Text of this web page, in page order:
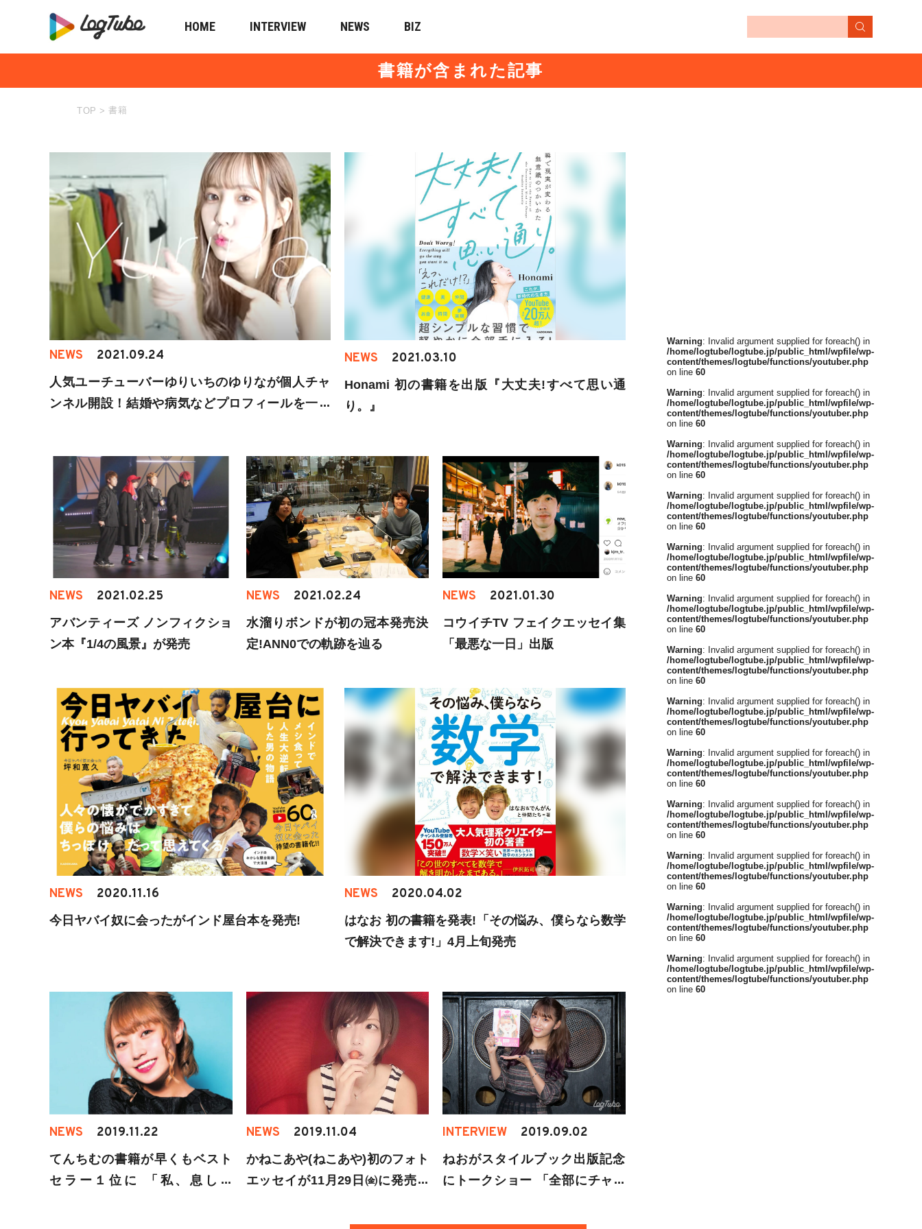
HOME INTERVIEW NEWS BIZ
書籍が含まれた記事
TOP > 書籍
NEWS 2021.09.24
人気ユーチューバーゆりいちのゆりなが個人チャ
ンネル開設！結婚や病気などプロフィールを一挙
NEWS 2021.03.10
Honami 初の書籍を出版『大丈夫!すべて思い通
り。』
NEWS 2021.02.25
アバンティーズ ノンフィクショ
ン本『1/4の風景』が発売
NEWS 2021.02.24
水溜りボンドが初の冠本発売決
定!ANN0での軌跡を辿る
NEWS 2021.01.30
コウイチTV フェイクエッセイ集
「最悪な一日」出版
NEWS 2020.11.16
今日ヤバイ奴に会ったがインド屋台本を発売!
NEWS 2020.04.02
はなお 初の書籍を発表!「その悩み、僕らなら数学
で解決できます!」4月上旬発売
NEWS 2019.11.22
てんちむの書籍が早くもベスト
セラー１位に 「私、息して
NEWS 2019.11.04
かねこあや(ねこあや)初のフォト
エッセイが11月29日㈮に発売決
INTERVIEW 2019.09.02
ねおがスタイルブック出版記念
にトークショー 「全部にチャレ
示す
Warning: Invalid argument supplied for foreach() in
/home/logtube/logtube.jp/public_html/wpfile/wp-
content/themes/logtube/functions/youtuber.php
on line 60
Warning: Invalid argument supplied for foreach() in
/home/logtube/logtube.jp/public_html/wpfile/wp-
content/themes/logtube/functions/youtuber.php
on line 60
Warning: Invalid argument supplied for foreach() in
/home/logtube/logtube.jp/public_html/wpfile/wp-
content/themes/logtube/functions/youtuber.php
on line 60
Warning: Invalid argument supplied for foreach() in
/home/logtube/logtube.jp/public_html/wpfile/wp-
content/themes/logtube/functions/youtuber.php
on line 60
Warning: Invalid argument supplied for foreach() in
/home/logtube/logtube.jp/public_html/wpfile/wp-
content/themes/logtube/functions/youtuber.php
on line 60
Warning: Invalid argument supplied for foreach() in
/home/logtube/logtube.jp/public_html/wpfile/wp-
content/themes/logtube/functions/youtuber.php
on line 60
Warning: Invalid argument supplied for foreach() in
/home/logtube/logtube.jp/public_html/wpfile/wp-
content/themes/logtube/functions/youtuber.php
on line 60
Warning: Invalid argument supplied for foreach() in
/home/logtube/logtube.jp/public_html/wpfile/wp-
content/themes/logtube/functions/youtuber.php
on line 60
Warning: Invalid argument supplied for foreach() in
/home/logtube/logtube.jp/public_html/wpfile/wp-
content/themes/logtube/functions/youtuber.php
on line 60
Warning: Invalid argument supplied for foreach() in
/home/logtube/logtube.jp/public_html/wpfile/wp-
content/themes/logtube/functions/youtuber.php
on line 60
Warning: Invalid argument supplied for foreach() in
/home/logtube/logtube.jp/public_html/wpfile/wp-
content/themes/logtube/functions/youtuber.php
on line 60
Warning: Invalid argument supplied for foreach() in
/home/logtube/logtube.jp/public_html/wpfile/wp-
content/themes/logtube/functions/youtuber.php
on line 60
Warning: Invalid argument supplied for foreach() in
/home/logtube/logtube.jp/public_html/wpfile/wp-
content/themes/logtube/functions/youtuber.php
on line 60